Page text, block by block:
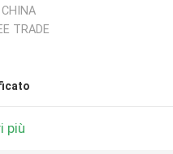
CHINA
TRADE
più